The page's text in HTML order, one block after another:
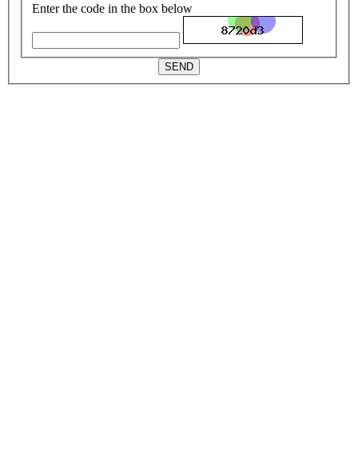
Enter the code in the box below
SEND